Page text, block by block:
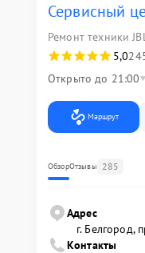
Сервисный
Ремонт техники
5,0
Открыто до 21:00
Маршрут
ОбзорОтзывы 285
Адрес
г. Белгород,
Контакты